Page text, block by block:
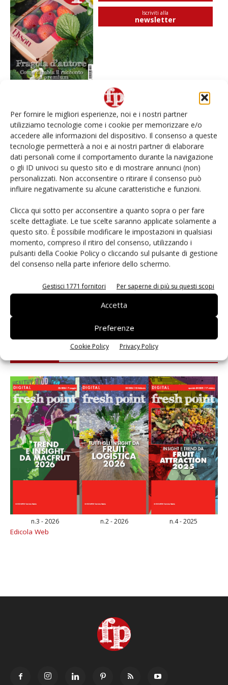
Per fornire le migliori esperienze, noi e i nostri partner
utilizziamo tecnologie come i cookie per memorizzare e/o
accedere alle informazioni del dispositivo. Il consenso a queste
tecnologie permetterà a noi e ai nostri partner di elaborare
dati personali come il comportamento durante la navigazione
o gli ID univoci su questo sito e di mostrare annunci (non)
personalizzati. Non acconsentire o ritirare il consenso può
influire negativamente su alcune caratteristiche e funzioni.
Clicca qui sotto per acconsentire a quanto sopra o per fare
scelte dettagliate. Le tue scelte saranno applicate solamente a
questo sito. È possibile modificare le impostazioni in qualsiasi
momento, compreso il ritiro del consenso, utilizzando i
pulsanti della Cookie Policy o cliccando sul pulsante di gestione
del consenso nella parte inferiore dello schermo.
Gestisci 1771 fornitori Per saperne di più su questi scopi
Accetta
Preferenze
Cookie Policy Privacy Policy
Iscriviti alla
newsletter
I più visti
Spazio Conad: continua la conversione dei punti di
vendita
Non è una susina: è Metis… e può rivoluzionare la
categoria
L’ortofrutta di Extra Supermercati tra localismo e
Ai #Repartofresh
Andamento prezzi ortofrutta in Italia al 27 luglio
2026
Leonardo Odorizzi: “Dobbiamo creare stupore nel
punto di vendita” #vocidellortofrutta
n.3 - 2026 n.2 - 2026 n.4 - 2025
Edicola Web